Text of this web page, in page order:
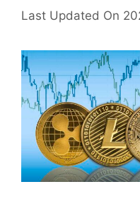
Last Updated On